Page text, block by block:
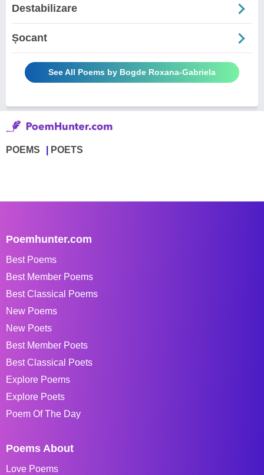
Destabilizare
Șocant
See All Poems by Bogde Roxana-Gabriela
POEMS POETS
Poemhunter.com
Best Poems
Best Member Poems
Best Classical Poems
New Poems
New Poets
Best Member Poets
Best Classical Poets
Explore Poems
Explore Poets
Poem Of The Day
Poems About
Love Poems